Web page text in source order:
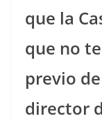
que la
que no
previo
director